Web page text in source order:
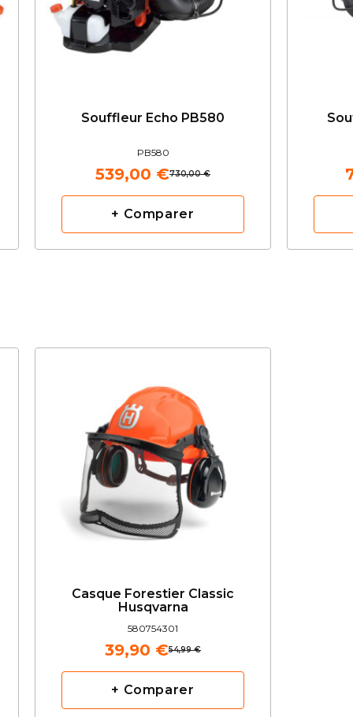
Souffleur Echo PB580
PB580
730,00 €
539,00 €
+ Comparer
Casque Forestier Classic
Husqvarna
580754301
54,99 €
39,90 €
+ Comparer